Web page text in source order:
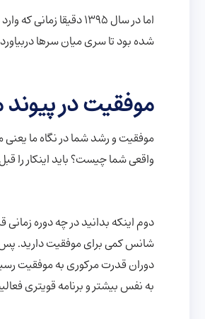
شده بود تا سری میان سرها
موفقیت در
واقعی شما چیست؟ باید اینکار را
دوم اینکه بدانید در چه دوره
شانس کمی برای موفقیت دارید. پس
دوران قدرت مرکوری به موفقیت
به نفس بیشتر و برنامه قویتری